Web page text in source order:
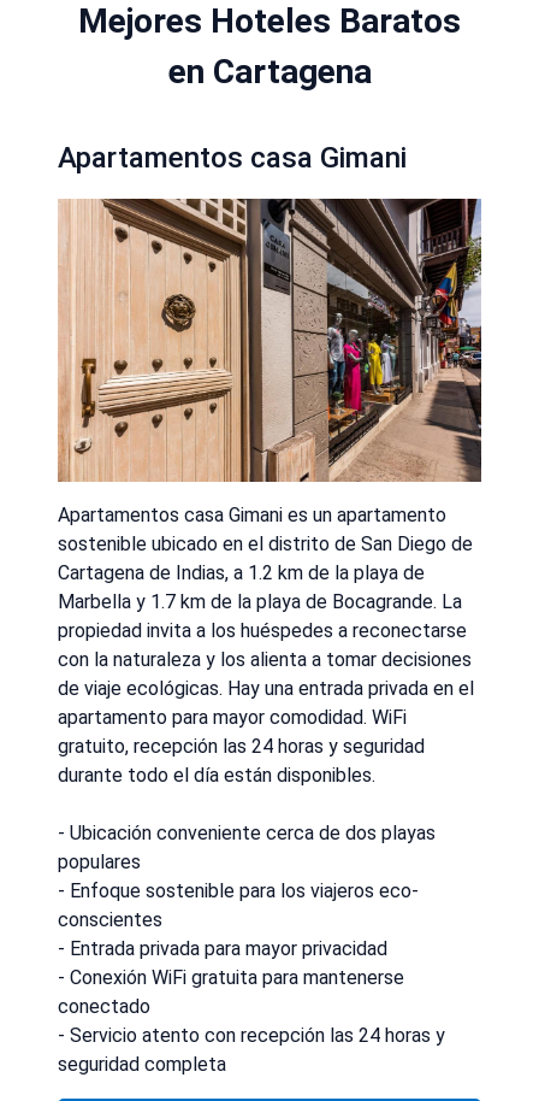
Mejores Hoteles Baratos
en Cartagena
Apartamentos casa Gimani
Apartamentos casa Gimani es un apartamento
sostenible ubicado en el distrito de San Diego de
Cartagena de Indias, a 1.2 km de la playa de
Marbella y 1.7 km de la playa de Bocagrande. La
propiedad invita a los huéspedes a reconectarse
con la naturaleza y los alienta a tomar decisiones
de viaje ecológicas. Hay una entrada privada en el
apartamento para mayor comodidad. WiFi
gratuito, recepción las 24 horas y seguridad
durante todo el día están disponibles.
- Ubicación conveniente cerca de dos playas
populares
- Enfoque sostenible para los viajeros eco-
conscientes
- Entrada privada para mayor privacidad
- Conexión WiFi gratuita para mantenerse
conectado
- Servicio atento con recepción las 24 horas y
seguridad completa